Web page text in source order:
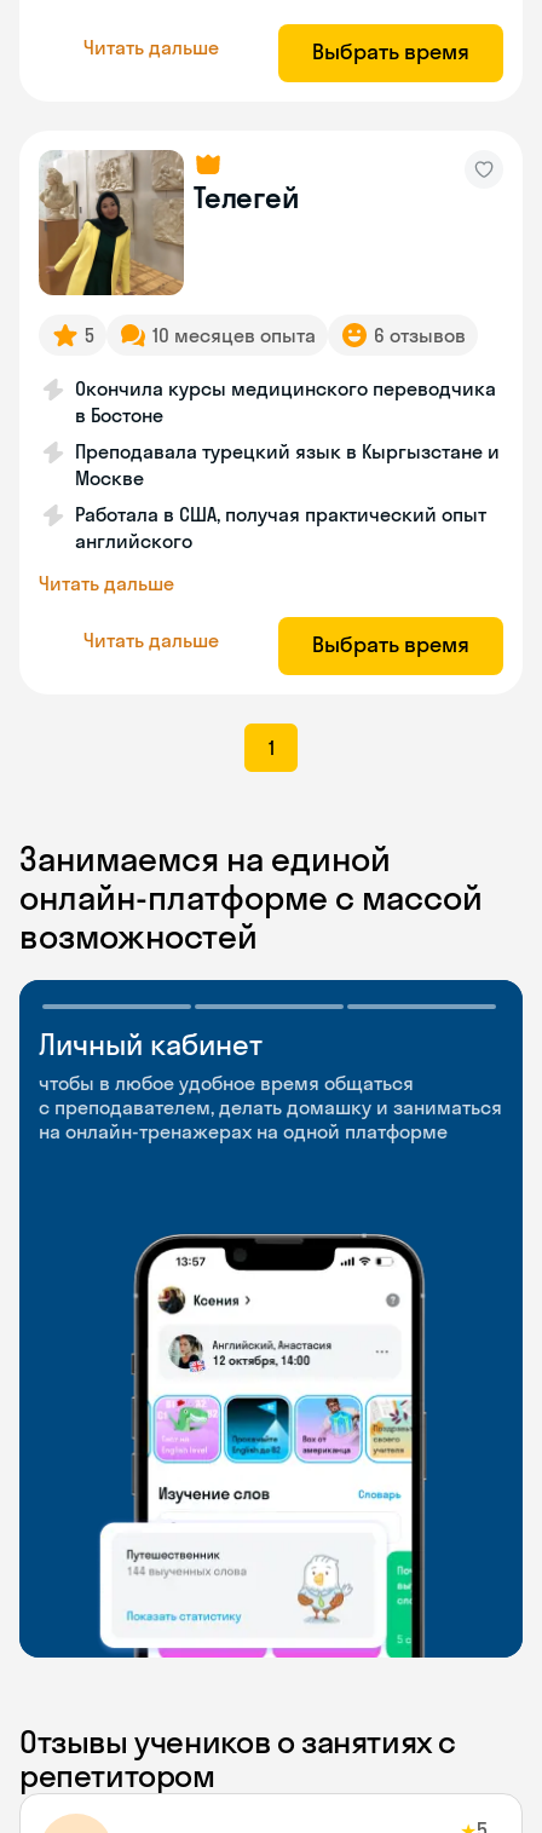
Читать дальше Выбрать время
Телегей
5 10 месяцев опыта 6 отзывов
Окончила курсы медицинского переводчика
в Бостоне
Преподавала турецкий язык в Кыргызстане и
Москве
Работала в США, получая практический опыт
английского
Читать дальше
Читать дальше Выбрать время
1
Занимаемся на единой
онлайн-платформе с массой
возможностей
Личный кабинет
чтобы в любое удобное время общаться
с преподавателем, делать домашку и заниматься
на онлайн-тренажерах на одной платформе
Мобильное
приложение
чтобы заниматься и изучать новые слова где
и когда удобно
Разговорные клубы
и Talks
Групповые занятия для разговорной практики
и индивидуальные встречи с преподавателями
Отзывы учеников о занятиях с
репетитором